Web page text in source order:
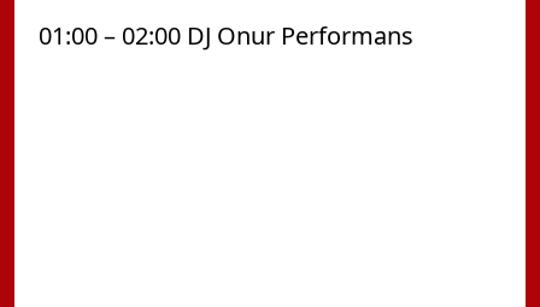
01:00 – 02:00 DJ Onur Performans